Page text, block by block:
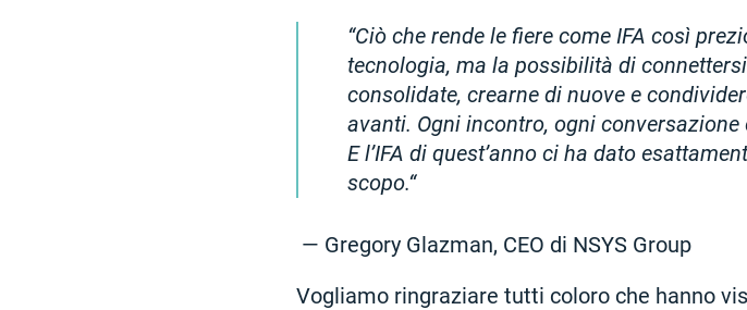
Ciò che rende le fiere come IFA così
tecnologia, ma la possibilità di
consolidate, crearne di nuove e
avanti. Ogni incontro, ogni
E l’IFA di quest’anno ci ha dato
scopo.
— Gregory Glazman, CEO di NSYS Group
Vogliamo ringraziare tutti coloro che hanno